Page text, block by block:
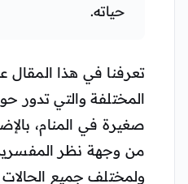
حياته.
تعرفنا في هذا المقال
المختلفة والتي تدور
صغيرة في المنام،
من وجهة نظر المفسرين
ولمختلف جميع الحالات